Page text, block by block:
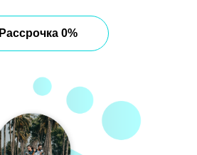
Рассрочка 0%